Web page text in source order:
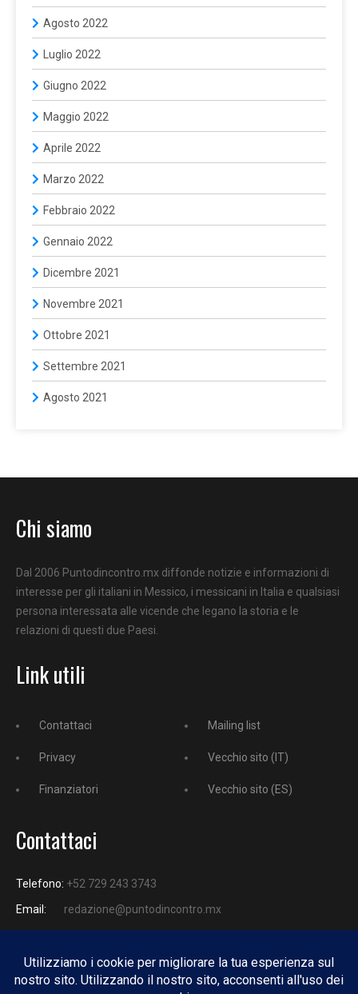
Agosto 2022
Luglio 2022
Giugno 2022
Maggio 2022
Aprile 2022
Marzo 2022
Febbraio 2022
Gennaio 2022
Dicembre 2021
Novembre 2021
Ottobre 2021
Settembre 2021
Agosto 2021
Chi siamo
Dal 2006 Puntodincontro.mx diffonde notizie e informazioni di
interesse per gli italiani in Messico, i messicani in Italia e qualsiasi
persona interessata alle vicende che legano la storia e le
relazioni di questi due Paesi.
Link utili
Contattaci
Privacy
Finanziatori
Mailing list
Vecchio sito (IT)
Vecchio sito (ES)
Contattaci
Telefono: +52 729 243 3743
Email:
redazione@puntodincontro.mx
PUNTODINCONTRO